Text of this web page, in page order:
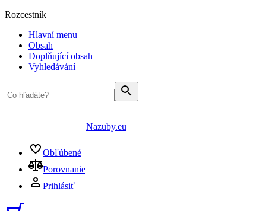
Rozcestník
Hlavní menu
Obsah
Doplňující obsah
Vyhledávání
Nazuby.eu
Obľúbené
Porovnanie
Prihlásiť